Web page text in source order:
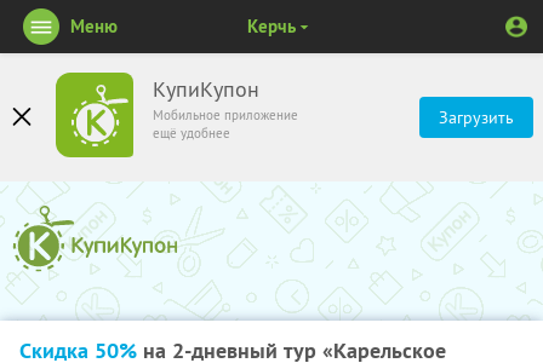
КупиКупон
Мобильное приложение
ещё удобнее
Загрузить
Меню Керчь
Скидка 50% на 2-дневный тур «Карельское